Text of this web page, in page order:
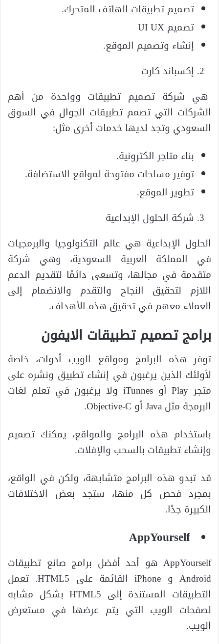
تصميم تطبيقات الهاتف المتحرك.
تصميم UI UX
إنشاء وتصميم الموقع.
إكسباند كارت
هي شركة تصميم تطبيقات وواحدة من أهم
الشركات التي تصمم تطبيقات الجوال في السوق
السعودي وتجد لديها خدمات أخرى مثل:
بناء متاجر الكترونية.
توفير مساحات مفتوحة لمواقع الاستضافة.
تطوير الموقع.
شركة الحلول الإبداعية
الحلول الإبداعية هي عالم التكنولوجيا والبرمجيات
في المملكة العربية السعودية، وهي شركة
متقدمة في مجالها، وتسعى دائمًا لتقديم الدعم
اللازم لتحقيق النجاح والتقدم والانضمام إلى
العملاء معهم في تحقيق هذه الأهداف.
برامج تصميم تطبيقات الايفون
توفر هذه البرامج ومواقع الويب أدوات، خاصة
لأولئك الذين يرغبون في إنشاء تطبيق ونشره على
متجر Play أو iTunnes ولا يرغبون في تعلم لغات
البرمجة مثل Java أو Objective-C.
باستخدام هذه البرامج والمواقع، يمكنك تصميم
وإنشاء تطبيقات بالسحب والإفلات.
قد تبدو هذه البرامج متشابهة، ولكن في الواقع،
بمجرد فحص كل منها، ستجد بعض الاختلافات
الكبيرة جدًا.
AppYourself هو أحد أفضل برامج صانع تطبيقات
Android و iPhone القائمة على HTML5. تعمل
التطبيقات المستندة إلى HTML5 بشكل مشابه
لصفحات الويب التي يتم عرضها في مستعرض
الويب.